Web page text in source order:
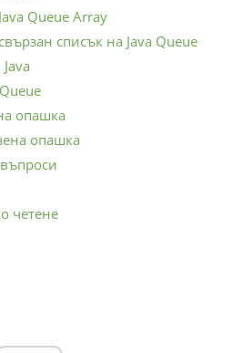
Queue Array
списък на Java Queue
опашка
опашка
четене